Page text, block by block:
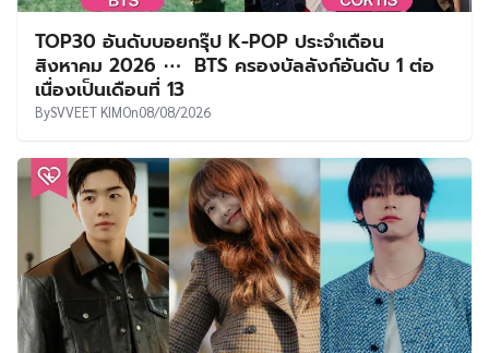
TOP30 อันดับบอยกรุ๊ป K-POP ประจำเดือน
สิงหาคม 2026 ⋯ BTS ครองบัลลังก์อันดับ 1 ต่อ
เนื่องเป็นเดือนที่ 13
BySVVEET KIMOn08/08/2026